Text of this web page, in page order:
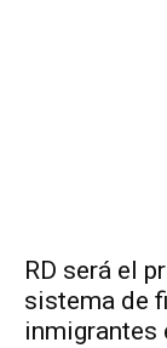
RD será el
sistema de
inmigrantes